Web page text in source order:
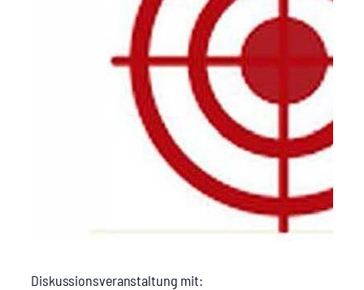
Dis­kus­si­ons­ver­an­stal­tung mit: